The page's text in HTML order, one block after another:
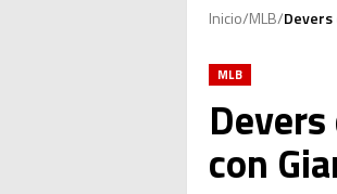
Inicio/MLB/
MLB
con